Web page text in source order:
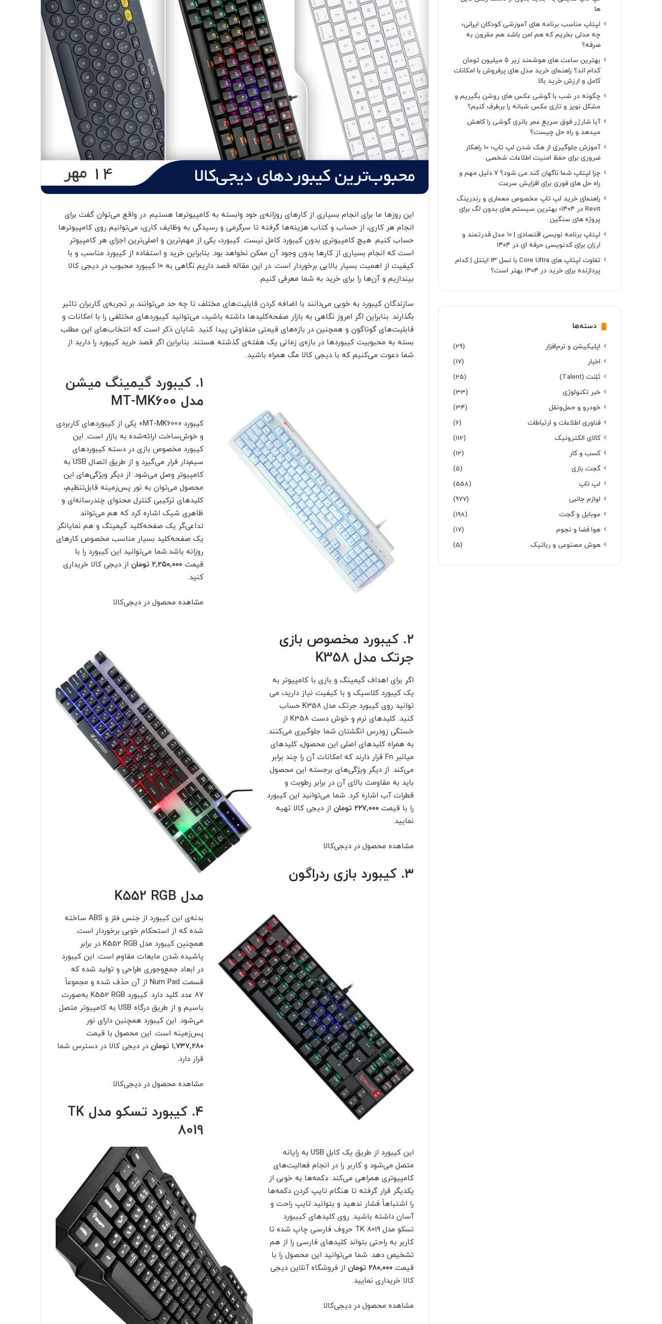
این روزها ما برای انجام بسیاری از کارهای روزانه‌ی خود وابسته به کامپیوترها هستیم. در واقع می‌توان گفت برای
انجام هر کاری، از حساب و کتاب هزینه‌‌ها گرفته تا سرگرمی و رسیدگی به وظایف کاری، می‌توانیم روی کامپیوترها
حساب کنیم. هیچ کامپیوتری بدون کیبورد کامل نیست. کیبورد، یکی از مهم‌ترین و اصلی‌ترین اجزای هر کامپیوتر
است که انجام بسیاری از کارها بدون وجود آن ممکن نخواهد بود. بنابراین خرید و استفاده از کیبورد مناسب و با
کیفیت از اهمیت بسیار بالایی برخوردار است. در این مقاله قصد داریم نگاهی به ۱۰ کیبورد محبوب در دیجی کالا
بیندازیم و آن‌ها را برای خرید به شما معرفی کنیم.
سازندگان کیبورد به خوبی می‌دانند با اضافه کردن قابلیت‌های مختلف تا چه حد می‌توانند بر تجربه‌ی کاربران تاثیر
بگذارند. بنابراین اگر امروز نگاهی به بازار صفحه‌کلیدها داشته باشید، می‌توانید کیبوردهای مختلفی را با امکانات و
قابلیت‌های گوناگون و همچنین در بازه‌های قیمتی متفاوتی پیدا کنید. شایان ذکر است که انتخاب‌های این مطلب
بسته به محبوبیت کیبوردها در بازه‌ی زمانی یک هفته‌ی گذشته هستند. بنابراین اگر قصد خرید کیبورد را دارید از
شما دعوت می‌کنیم که با دیجی کالا مگ همراه باشید.
۱. کیبورد گیمینگ میشن
مدل MT-MK600
کیبورد «MT-MK600» یکی از کیبوردهای کاربردی
و خوش‌ساخت ارائه‌شده به بازار است. این
کیبورد مخصوص بازی در دسته کیبوردهای
سیم‌دار قرار می‌گیرد و از طریق اتصال USB به
کامپیوتر وصل می‌شود. از دیگر ویژگی‌های این
محصول می‌توان به نور پس‌زمینه قابل‌تنظیم،
کلیدهای ترکیبی کنترل محتوای چندرسانه‌ای و
ظاهری شیک اشاره کرد که هم می‌تواند
تداعی‌گر یک صفحه‌کلید گیمینگ و هم نمایانگر
یک صفحه‌کلید بسیار مناسب مخصوص کارهای
روزانه باشد.شما می‌توانید این کیبورد را با
قیمت ۲,۲۵۰,۰۰۰ تومان
از دیجی کالا خریداری
کنید.
مشاهده محصول در دیجی‌کالا
۲. کیبورد مخصوص بازی
جرتک مدل K358
اگر برای اهداف گیمینگ و بازی با کامپیوتر به
یک کیبورد کلاسیک و با کیفیت نیاز دارید، می
توانید روی کیبورد جرتک مدل K358 حساب
کنید. کلیدهای نرم و خوش دست K358 از
خستگی زودرس انگشتان شما جلوگیری می‌کنند.
به همراه کلید‌های اصلی این محصول، کلیدهای
میانبر Fn قرار دارند که امکانات آن را چند برابر
می‌کند. از دیگر ویژگی‌های برجسته این محصول
باید به مقاومت بالای آن در برابر رطوبت و
قطرات آب اشاره کرد. شما می‌توانید این کیبورد
را با قیمت۲۲۷,۰۰۰ تومان از دیجی کالا تهیه
نمایید.
مشاهده محصول در دیجی‌کالا
۳. کیبورد بازی ردراگون
مدل K552 RGB
بدنه‌ی این کیبورد از جنس فلز و ABS ساخته
شده که از استحکام خوبی برخوردار است.
همچنین کیبورد مدل K552 RGB در برابر
پاشیده شدن مایعات مقاوم است. این کیبورد
در ابعاد جمع‌وجوری طراحی و تولید شده که
قسمت Num Pad از آن حذف شده و مجموعاً
۸۷ عدد کلید دارد. کیبورد K552 RGB به‌‌صورت
باسیم و از طریق درگاه USB به کامپیوتر متصل
می‌شود. این کیبورد همچنین دارای نور
پس‌زمینه است. این محصول با قیمت
۱,۷۳۷,۲۸۰ تومان
در دیجی کالا در دسترس شما
قرار دارد.
مشاهده محصول در دیجی‌کالا
۴. کیبورد تسکو مدل TK
8019
این کیبورد از طریق یک کابل USB به رایانه
متصل می‌شود و کاربر را در انجام فعالیت‌های
کامپیوتری همراهی می‌کند. دکمه‌ها به خوبی از
یکدیگر قرار گرفته تا هنگام تایپ کردن دکمه‌ها
را اشتباهاً فشار ندهید و بتوانید تایپ راحت و
آسان داشته باشید. روی کلیدهای کیببورد
تسکو مدل TK 8019 حروف فارسی چاپ شده تا
کاربر به راحتی بتواند کلیدهای فارسی را از هم
تشخیص دهد. شما می‌توانید این محصول را با
قیمت۲۸۰,۰۰۰ تومان از فروشگاه آنلاین دیجی‌
کالا خریداری نمایید.
مشاهده محصول در دیجی‌کالا
ها
لپتاپ مناسب برنامه های آموزشی کودکان ایرانی؛
چه مدلی بخریم که هم امن باشد هم مقرون به
صرفه؟
بهترین ساعت های هوشمند زیر ۵ میلیون تومان
کدام اند؟ راهنمای خرید مدل های پرفروش با امکانات
کامل و ارزش خرید بالا
چگونه در شب با گوشی عکس های روشن بگیریم و
مشکل نویز و تاری عکس شبانه را برطرف کنیم؟
آیا شارژر فوق سریع عمر باتری گوشی را کاهش
میدهد و راه حل چیست؟
آموزش جلوگیری از هک شدن لپ تاپ؛ 10 راهکار
ضروری برای حفظ امنیت اطلاعات شخصی
چرا لپتاپ شما ناگهان کند می شود؟ ۷ دلیل مهم و
راه حل های فوری برای افزایش سرعت
راهنمای خرید لپ تاپ مخصوص معماری و رندرینگ
Revit در ۱۴۰۴؛ بهترین سیستم های بدون لگ برای
پروژه های سنگین
لپتاپ برنامه نویسی اقتصادی | ۱۰ مدل قدرتمند و
ارزان برای کدنویسی حرفه ای در ۱۴۰۴
تفاوت لپتاپ های Core Ultra با نسل ۱۳ اینتل | کدام
پردازنده برای خرید در ۱۴۰۴ بهتر است؟
دسته‌ها
اپلیکیشن و نرم‌افزار
(29)
اخبار
(17)
تَلِنت (Talent)
(25)
خبر تکنولوژی
(33)
خودرو و حمل‌و‌نقل
(34)
فناوری اطلاعات و ارتباطات
(6)
کالای الکترونیک
(112)
کسب و کار
(12)
گجت بازی
(5)
لپ تاپ
(558)
لوازم جانبی
(977)
موبایل و گجت
(198)
هوا فضا و نجوم
(17)
هوش مصنوعی و رباتیک
(5)